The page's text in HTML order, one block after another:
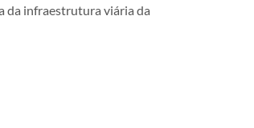
da infraestrutura viária da